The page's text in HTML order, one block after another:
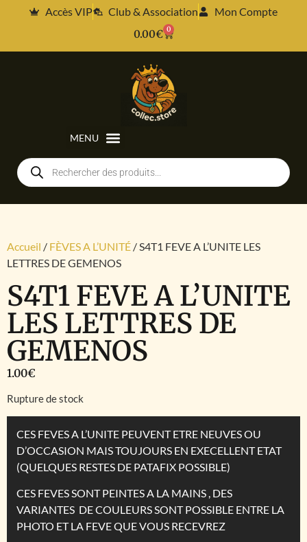
Accès VIP Club & Association
Mon Compte
0.00€ 0
Accueil / FÈVES A L’UNITÉ / S4T1 FEVE A L’UNITE LES
LETTRES DE GEMENOS
S4T1 FEVE A L’UNITE
LES LETTRES DE
GEMENOS
1.00€
Rupture de stock
CES FEVES A L’UNITE PEUVENT ETRE NEUVES OU
D’OCCASION MAIS TOUJOURS EN EXECELLENT ETAT
(QUELQUES RESTES DE PATAFIX POSSIBLE)
CES FEVES SONT PEINTES A LA MAINS , DES
VARIANTES DE COULEURS SONT POSSIBLE ENTRE LA
PHOTO ET LA FEVE QUE VOUS RECEVREZ